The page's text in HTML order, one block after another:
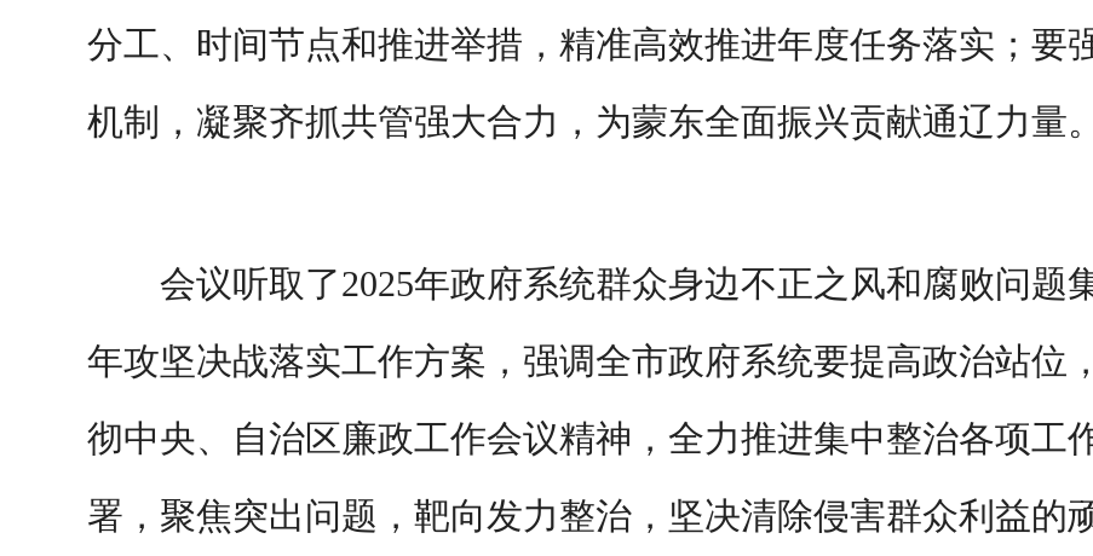
分工、时间节点和推进举措，精准高效推进年度任务落实；要
机制，凝聚齐抓共管强大合力，为蒙东全面振兴贡献通辽力量。
会议听取了2025年政府系统群众身边不正之风和腐败问题
年攻坚决战落实工作方案，强调全市政府系统要提高政治站位
彻中央、自治区廉政工作会议精神，全力推进集中整治各项工
署，聚焦突出问题，靶向发力整治，坚决清除侵害群众利益的